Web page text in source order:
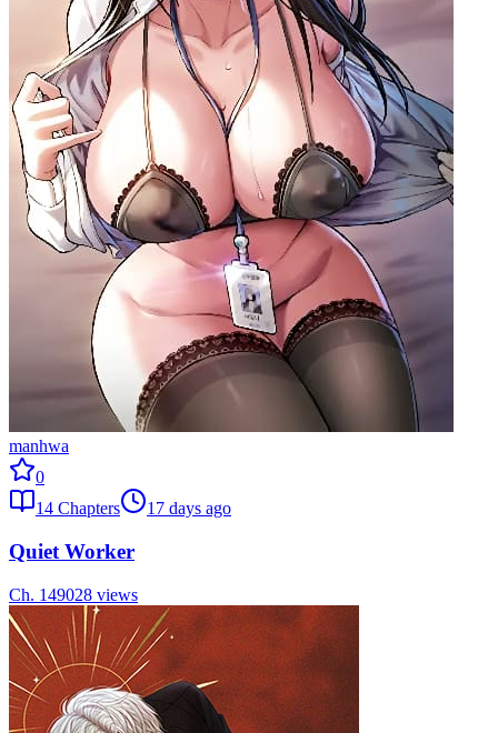
manhwa
0
14 Chapters 17 days ago
Quiet Worker
Ch. 149028 views